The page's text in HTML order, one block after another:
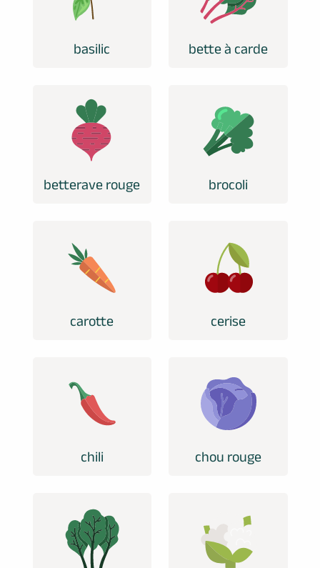
basilic bette à carde
betterave rouge brocoli
carotte cerise
chili chou rouge